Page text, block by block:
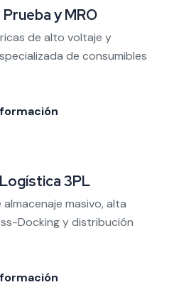
y MRO
de alto voltaje y
de consumibles
3PL
masivo, alta
Docking y distribución